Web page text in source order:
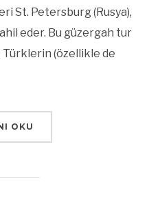
St. Petersburg (Rusya),
eder. Bu güzergah tur
(özellikle de
OKU